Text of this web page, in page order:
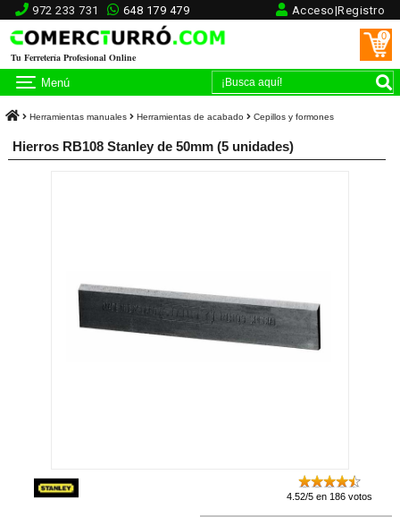
972 233 731 648 179 479 Acceso|Registro
Tu Ferretería Profesional Online
0
Menú
Herramientas manuales Herramientas de acabado Cepillos y formones
Hierros RB108 Stanley de 50mm (5 unidades)
4.52/5 en 186 votos